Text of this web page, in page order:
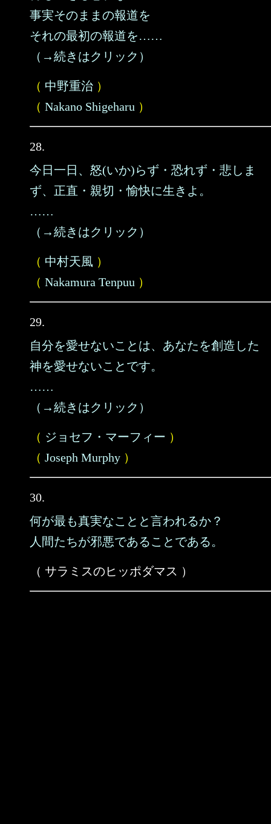
事実そのままの報道を
それの最初の報道を……
（→続きはクリック）
（ 中野重治 ）
（ Nakano Shigeharu ）
28.
今日一日、怒(いか)らず・恐れず・悲しま
ず、正直・親切・愉快に生きよ。
……
（→続きはクリック）
（ 中村天風 ）
（ Nakamura Tenpuu ）
29.
自分を愛せないことは、あなたを創造した
神を愛せないことです。
……
（→続きはクリック）
（ ジョセフ・マーフィー ）
（ Joseph Murphy ）
30.
何が最も真実なことと言われるか？
人間たちが邪悪であることである。
（ サラミスのヒッポダマス ）